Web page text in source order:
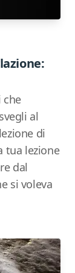
che
al
di
tua lezione
dal
si voleva